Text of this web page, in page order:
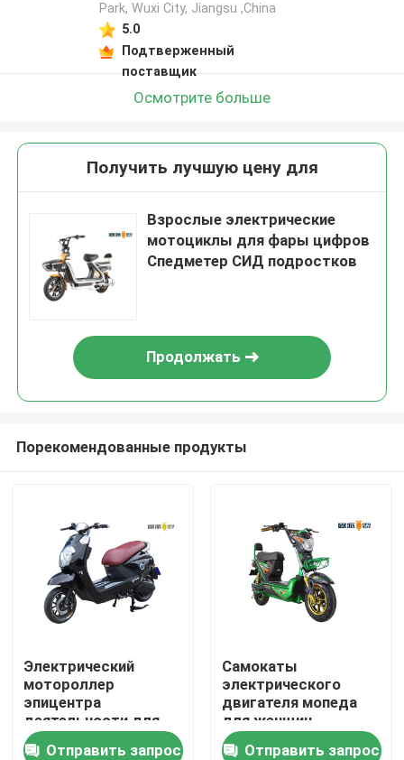
Дом
Продукты
Park, Wuxi City, Jiangsu ,China
5.0
Подтверженный
поставщик
Осмотрите больше
Получить лучшую цену для
Взрослые электрические
мотоциклы для фары цифров
Спедметер СИД подростков
Продолжать
Порекомендованные продукты
Электрический
мотороллер
эпицентра
деятельности для
женщин
Отправить запрос
Самокаты
электрического
двигателя мопеда
для женщин
Отправить запрос